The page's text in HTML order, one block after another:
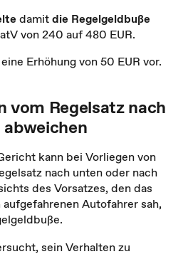
damitdie Regelgeldbuße
von 240 auf 480 EUR.
Erhöhung von 50 EUR vor.
vom Regelsatz nach
kann bei Vorliegen von
nach unten oder nach
des Vorsatzes, den das
Autofahrer sah,
sein Verhalten zu